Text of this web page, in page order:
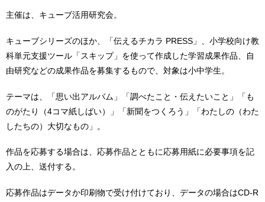
主催は、キューブ活用研究会。
キューブシリーズのほか、「伝えるチカラ PRESS」、小学校向け教
科単元支援ツール「スキップ」を使って作成した学習成果作品、自
由研究などの成果作品を募集するもので、対象は小中学生。
テーマは、「思い出アルバム」「調べたこと・伝えたいこと」「も
のがたり（4コマ紙しばい）」「新聞をつくろう」「わたしの（わた
したちの）大切なもの」。
作品を応募する場合は、応募作品とともに応募用紙に必要事項を記
入の上、送付する。
応募作品はデータか印刷物で受け付けており、データの場合はCD-R